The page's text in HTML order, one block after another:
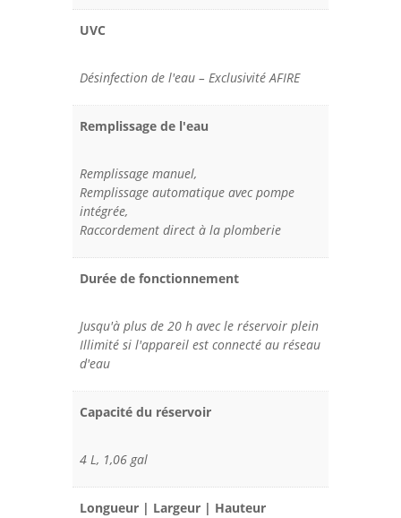
UVC
Désinfection de l'eau – Exclusivité AFIRE
Remplissage de l'eau
Remplissage manuel,
Remplissage automatique avec pompe
intégrée,
Raccordement direct à la plomberie
Durée de fonctionnement
Jusqu'à plus de 20 h avec le réservoir plein
Illimité si l'appareil est connecté au réseau
d'eau
Capacité du réservoir
4 L, 1,06 gal
Longueur | Largeur | Hauteur